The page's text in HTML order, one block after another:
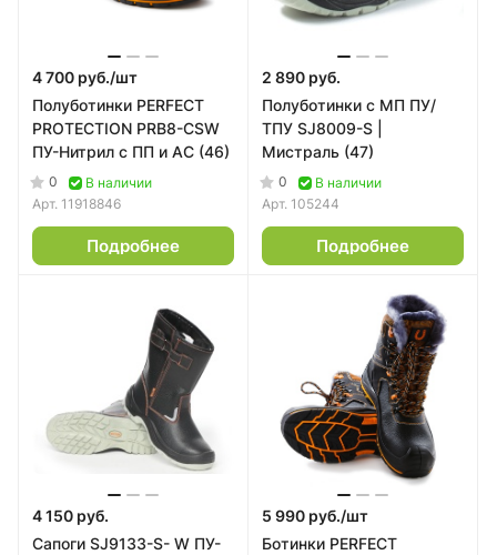
4 700 руб./шт
Полуботинки PERFECT
PROTECTION PRB8-CSW
ПУ-Нитрил с ПП и АС (46)
0
В наличии
Арт. 11918846
Подробнее
2 890 руб.
Полуботинки с МП ПУ/
ТПУ SJ8009-S |
Мистраль (47)
0
В наличии
Арт. 105244
Подробнее
4 150 руб.
Сапоги SJ9133-S- W ПУ-
5 990 руб./шт
Ботинки PERFECT